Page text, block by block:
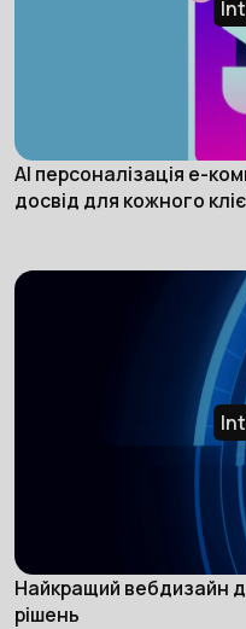
АІ персоналізація е-
досвід для кожного
Найкращий вебдизайн
рішень